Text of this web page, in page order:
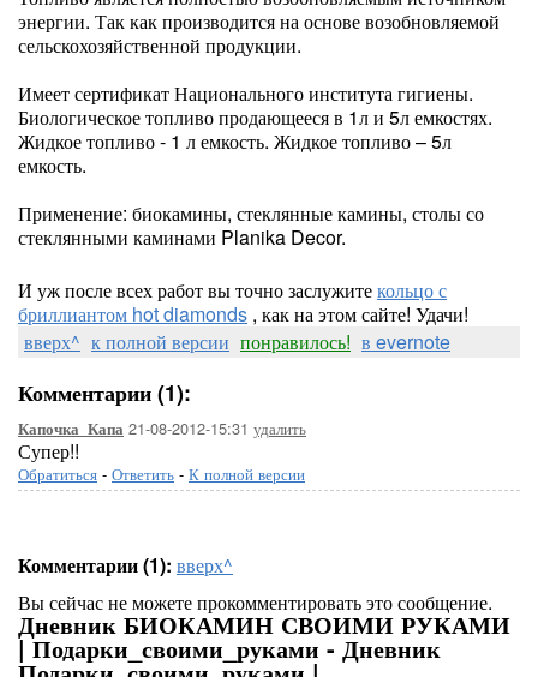
энергии. Так как производится на основе возобновляемой
сельскохозяйственной продукции.
Имеет сертификат Национального института гигиены.
Биологическое топливо продающееся в 1л и 5л емкостях.
Жидкое топливо - 1 л емкость. Жидкое топливо – 5л
емкость.
Применение: биокамины, стеклянные камины, столы со
стеклянными каминами Planika Decor.
И уж после всех работ вы точно заслужитекольцо с
бриллиантом hot diamonds , как на этом сайте! Удачи!
вверх^ к полной версии понравилось! в evernote
Комментарии (1):
Капочка_Капа 21-08-2012-15:31 удалить
Супер!!
Обратиться - Ответить - К полной версии
Комментарии (1): вверх^
Вы сейчас не можете прокомментировать это сообщение.
Дневник БИОКАМИН СВОИМИ РУКАМИ
| Подарки_своими_руками - Дневник